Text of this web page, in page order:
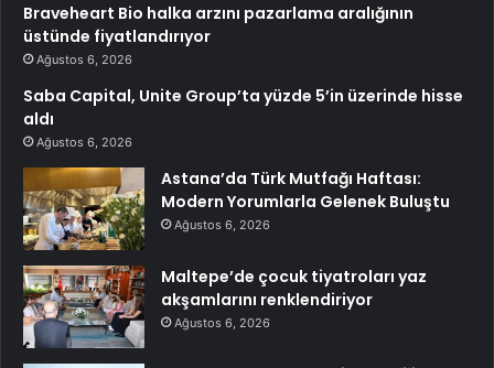
Braveheart Bio halka arzını pazarlama aralığının
üstünde fiyatlandırıyor
Ağustos 6, 2026
Saba Capital, Unite Group’ta yüzde 5’in üzerinde hisse
aldı
Ağustos 6, 2026
Astana’da Türk Mutfağı Haftası:
Modern Yorumlarla Gelenek Buluştu
Ağustos 6, 2026
Maltepe’de çocuk tiyatroları yaz
akşamlarını renklendiriyor
Ağustos 6, 2026